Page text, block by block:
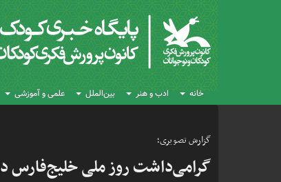
خانه ادب و هنر بین‌الملل علمی و آموزشی
گزارش تصویری؛
گرامی‌داشت روز ملی خلیج‌فارس